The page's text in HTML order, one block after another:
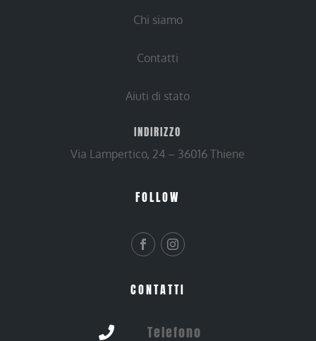
Chi siamo
Contatti
Aiuti di stato
INDIRIZZO
Via Lampertico, 24 – 36016 Thiene
FOLLOW
CONTATTI
 Telefono